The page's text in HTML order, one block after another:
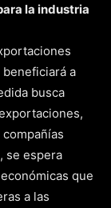
la industria
a
busca
se espera
que
a las